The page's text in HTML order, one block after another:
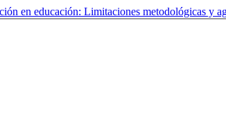
en educación: Limitaciones metodológicas y